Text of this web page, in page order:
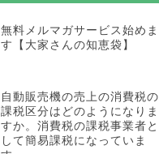
無料メルマガサービス始めま
す【大家さんの知恵袋】
自動販売機の売上の消費税の
課税区分はどのようになりま
すか。消費税の課税事業者と
して簡易課税になっていま